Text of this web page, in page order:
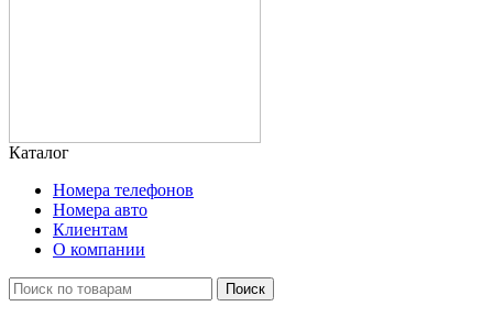
Каталог
Номера телефонов
Номера авто
Клиентам
О компании
Поиск